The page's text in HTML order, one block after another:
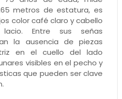
metros de estatura, es
color café claro y cabello
Entre sus señas
la ausencia de piezas
en el cuello del lado
visibles en el pecho y
que pueden ser clave